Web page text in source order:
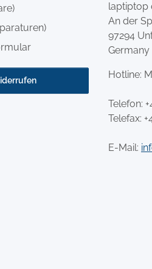
laptiptop
An der
97294
Germany
Hotline:
Telefon:
Telefax:
E-Mail: